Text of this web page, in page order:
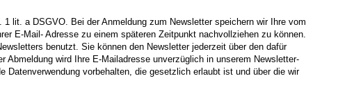
lit. a DSGVO. Bei der Anmeldung zum Newsletter speichern wir Ihre vom
E-Mail- Adresse zu einem späteren Zeitpunkt nachvollziehen zu können.
benutzt. Sie können den Newsletter jederzeit über den dafür
wird Ihre E-Mailadresse unverzüglich in unserem Newsletter-
vorbehalten, die gesetzlich erlaubt ist und über die wir